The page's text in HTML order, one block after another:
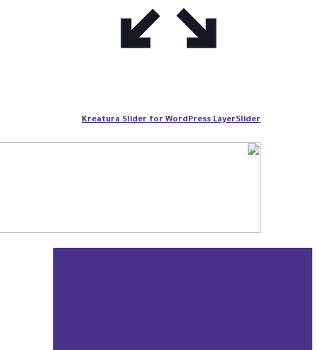
Kreatura Slider for WordPress LayerSlider